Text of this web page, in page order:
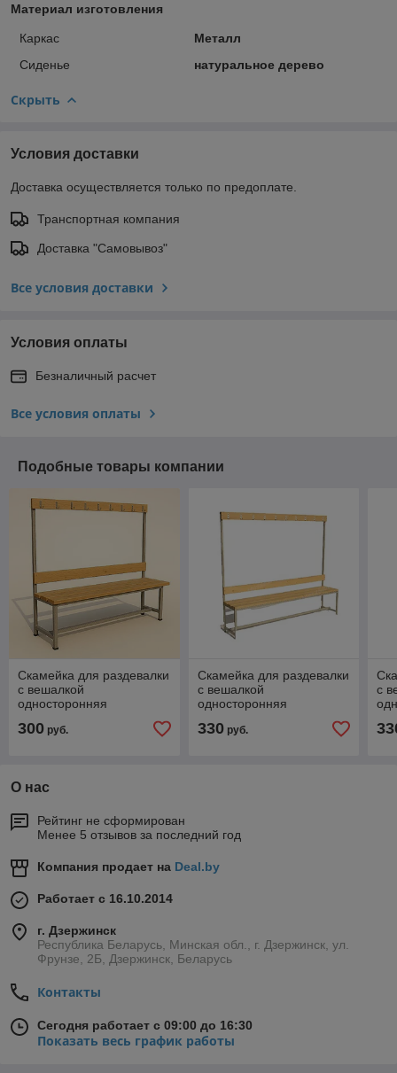
Материал изготовления
Каркас
Металл
Сиденье
натуральное дерево
Скрыть
Условия доставки
Доставка осуществляется только по предоплате.
Транспортная компания
Доставка "Самовывоз"
Все условия доставки
Условия оплаты
Безналичный расчет
Все условия оплаты
Подобные товары компании
Скамейка для раздевалки
c вешалкой
односторонняя
300 руб.
Скамейка для раздевалки
c вешалкой
односторонняя
330руб.
c
О нас
Рейтинг не сформирован
Менее 5 отзывов за последний год
Компания продает на Deal.by
Работает с 16.10.2014
г. Дзержинск
Республика Беларусь, Минская обл., г. Дзержинск, ул.
Фрунзе, 2Б, Дзержинск, Беларусь
Контакты
Сегодня работает с 09:00 до 16:30
Показать весь график работы